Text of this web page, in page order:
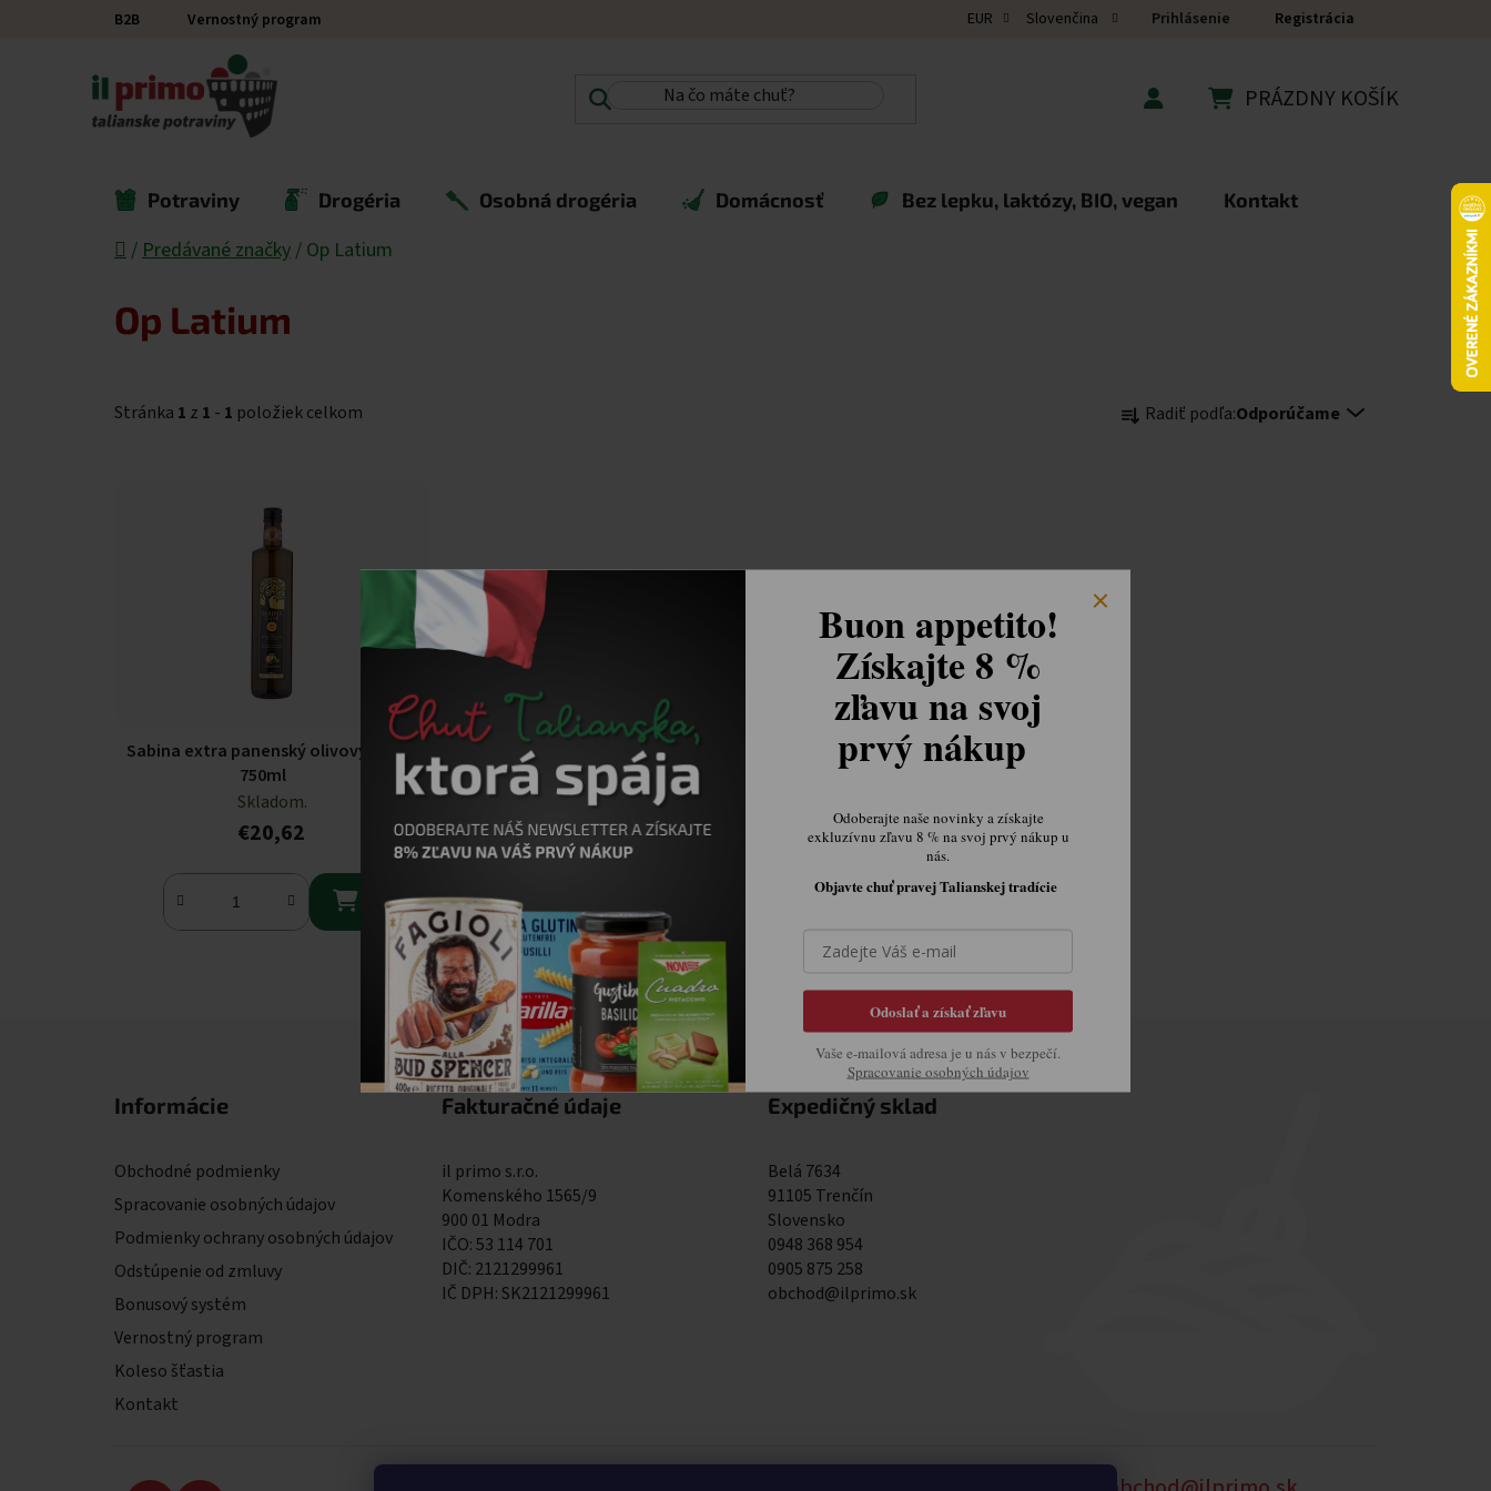
Prejsť na obsahB2B Vernostný program EUR Slovenčina Prihlásenie Registrácia
PRÁZDNY KOŠÍK
Potraviny Drogéria Osobná drogéria Domácnosť Bez lepku, laktózy, BIO, vegan Kontakt
Domov
/ Predávané značky / Op Latium
Op Latium
Stránka 1 z 1 - 1 položiek celkom Radiť podľa:Odporúčame
Sabina extra panenský olivový olej
750ml
Skladom.
€20,62

Ovládacie prvky výpisu
Informácie
Obchodné podmienky
Spracovanie osobných údajov
Podmienky ochrany osobných údajov
Odstúpenie od zmluvy
Bonusový systém
Vernostný program
Koleso šťastia
Kontakt
Fakturačné údaje
il primo s.r.o.
Komenského 1565/9
900 01 Modra
IČO: 53 114 701
DIČ: 2121299961
IČ DPH: SK2121299961
Expedičný sklad
Belá 7634
91105 Trenčín
Slovensko
0948 368 954
0905 875 258
obchod@ilprimo.sk
Buon appetito!
Získajte 8 %
zľavu na svoj
prvý nákup
Odoberajte naše novinky a získajte
exkluzívnu zľavu 8 % na svoj prvý nákup u
nás.
Objavte chuť pravej Talianskej tradície
Odoslať a získať zľavu
Vaše e-mailová adresa je u nás v bezpečí.
Spracovanie osobných údajov